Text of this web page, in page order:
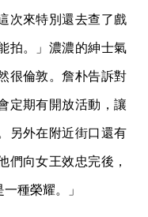
次來特別還去查了戲
拍。」濃濃的紳士氣
很倫敦。詹朴告訴對
定期有開放活動，讓
另外在附近街口還有
們向女王效忠完後，
種榮耀。」